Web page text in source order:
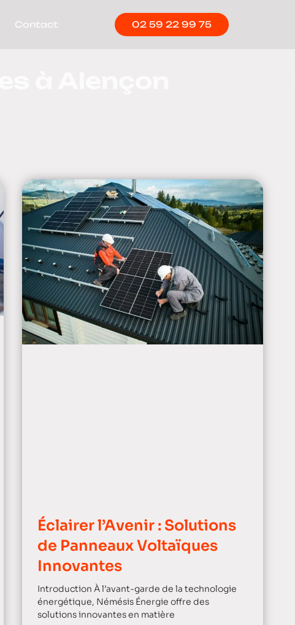
Contact 02 59 22 99 75
Éclairer l’Avenir : Solutions
de Panneaux Voltaïques
Innovantes
Introduction À l’avant-garde de la technologie
énergétique, Némésis Énergie offre des
solutions innovantes en matière